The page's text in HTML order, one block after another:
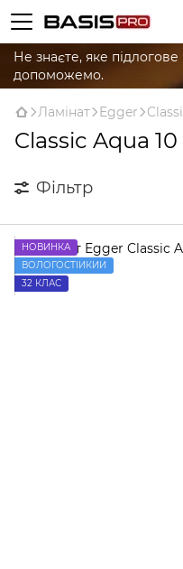
Не знаєте, яке
допоможемо.
Ламінат Egger
Classic Aqua
Фільтр
НОВИНКА
ВОЛОГОСТІЙКИЙ
32 КЛАС